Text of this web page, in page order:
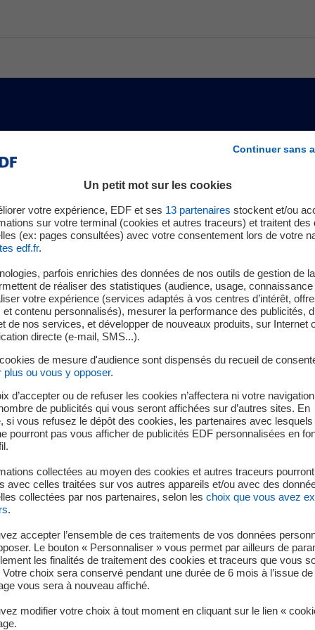
de fonctionnement de
de soupapes de vapeur
réglementaires de fonctionnement de soupapes de vapeur
de l’installation, seront réalisés.
cadre des activités de maintenance de l’unité. Ils sont
au niveau de pression attendu.
d’eau s'échappant à gros débit peut générer un bruit
à proximité de la centrale.
Haut de page
Continuer sans
Un petit mot sur les cookies
votre expérience, EDF et ses 13 partenaires stockent et/ou
sur votre terminal (cookies et autres traceurs) et traitent des
(ex: pages consultées) avec votre consentement lors de votre
edf.fr.
parfois enrichies des données de nos outils de gestion de
de réaliser des statistiques (audience, usage,
votre expérience (services adaptés à vos centres d’intérêt,
et contenu personnalisés), mesurer la performance des publicités,
de nos services, et développer de nouveaux produits, sur Internet
directe (e-mail, SMS...).
de mesure d'audience sont dispensés du recueil de
plus ou vous y opposer.
d’accepter ou de refuser les cookies n’affectera ni votre
de publicités qui vous seront affichées sur d’autres sites. En
si vous refusez le dépôt des cookies, les partenaires avec
pourront pas vous afficher de publicités EDF personnalisées en
collectées au moyen des cookies et autres traceurs
avec celles traitées sur vos autres appareils et/ou avec des
collectées par nos partenaires, selon les choix que vous avez
.
accepter l’ensemble de ces traitements de vos données
Le bouton « Personnaliser » vous permet par ailleurs de
les finalités de traitement des cookies et traceurs que vous
choix sera conservé pendant une durée de 6 mois à l’issue de
vous sera à nouveau affiché.
modifier votre choix à tout moment en cliquant sur le lien «